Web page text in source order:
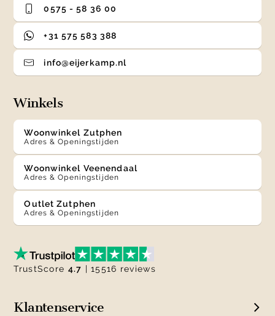
0575 - 58 36 00
+31 575 583 388
info@eijerkamp.nl
Winkels
Woonwinkel Zutphen
Adres & Openingstijden
Woonwinkel Veenendaal
Adres & Openingstijden
Outlet Zutphen
Adres & Openingstijden
Klantenservice
TrustScore 4.7 | 15516 reviews